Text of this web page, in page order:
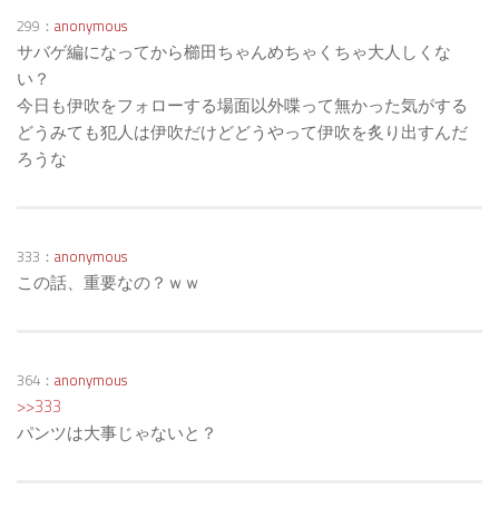
299： anonymous
サバゲ編になってから櫛田ちゃんめちゃくちゃ大人しくな
い？
今日も伊吹をフォローする場面以外喋って無かった気がする
どうみても犯人は伊吹だけどどうやって伊吹を炙り出すんだ
ろうな
333： anonymous
この話、重要なの？ｗｗ
364： anonymous
>>333
パンツは大事じゃないと？